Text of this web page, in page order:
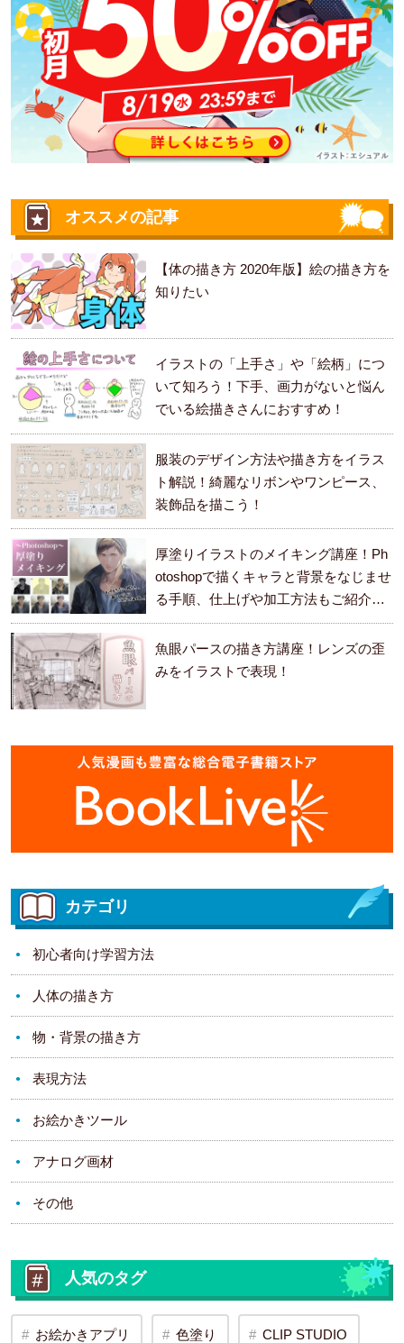
オススメの記事
【体の描き方 2020年版】絵の描き方を
知りたい
イラストの「上手さ」や「絵柄」につ
いて知ろう！下手、画力がないと悩ん
でいる絵描きさんにおすすめ！
服装のデザイン方法や描き方をイラス
ト解説！綺麗なリボンやワンピース、
装飾品を描こう！
厚塗りイラストのメイキング講座！Ph
otoshopで描くキャラと背景をなじませ
る手順、仕上げや加工方法もご紹介し
ます。
魚眼パースの描き方講座！レンズの歪
みをイラストで表現！
カテゴリ
初心者向け学習方法
人体の描き方
物・背景の描き方
表現方法
お絵かきツール
アナログ画材
その他
人気のタグ
お絵かきアプリ 色塗り CLIP STUDIO